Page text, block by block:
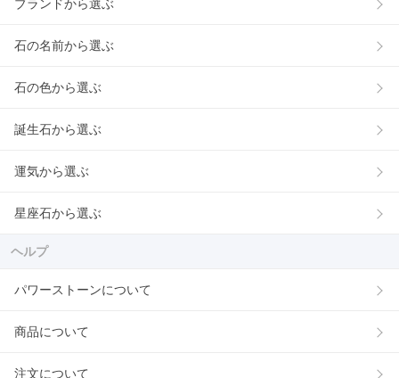
ブランドから選ぶ
石の名前から選ぶ
石の色から選ぶ
誕生石から選ぶ
運気から選ぶ
星座石から選ぶ
ヘルプ
パワーストーンについて
商品について
注文について